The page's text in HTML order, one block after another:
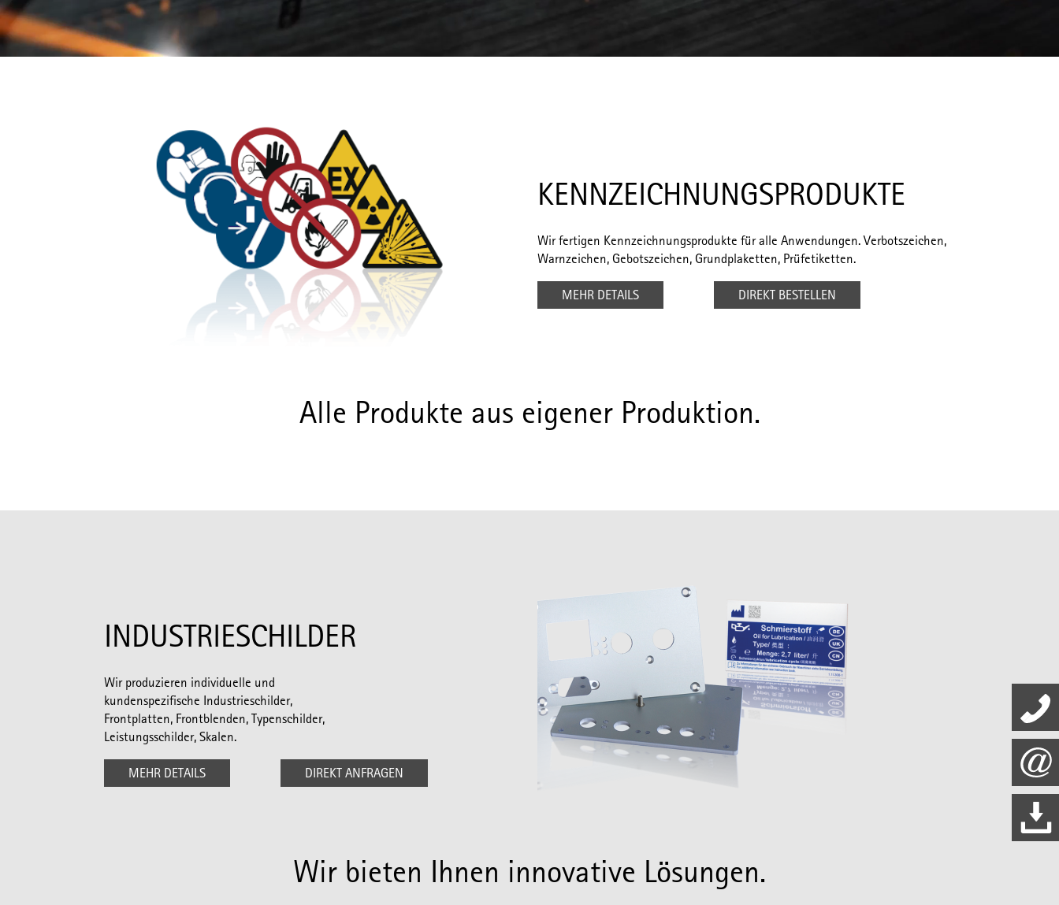
KENNZEICHNUNGSPRODUKTE
Wir fertigen Kennzeichnungsprodukte für alle Anwendungen. Verbotszeichen,
Warnzeichen, Gebotszeichen, Grundplaketten, Prüfetiketten.
MEHR DETAILS DIREKT BESTELLEN
Alle Produkte aus eigener Produktion.
INDUSTRIESCHILDER
Wir produzieren individuelle und
kundenspezifische Industrieschilder,
Frontplatten, Frontblenden, Typenschilder,
Leistungsschilder, Skalen.
MEHR DETAILS DIREKT ANFRAGEN
Wir bieten Ihnen innovative Lösungen.